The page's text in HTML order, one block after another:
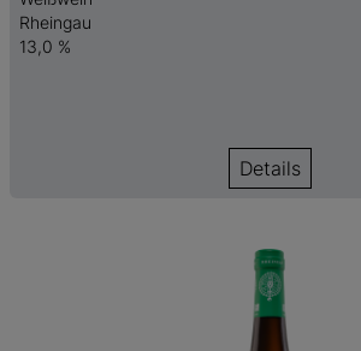
Rheingau
13,0 %
Details